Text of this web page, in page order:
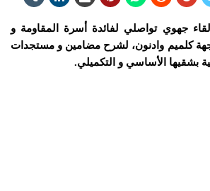
جهوي تواصلي لفائدة أسرة المقاومة و
كلميم وادنون، لشرح مضامين و مستجدات
بشقيها الأساسي و التكميلي.